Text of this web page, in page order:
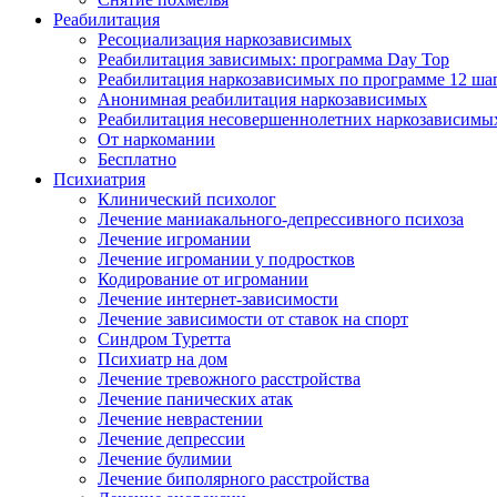
Реабилитация
Ресоциализация наркозависимых
Реабилитация зависимых: программа Day Top
Реабилитация наркозависимых по программе 12
Анонимная реабилитация наркозависимых
Реабилитация несовершеннолетних
От наркомании
Бесплатно
Психиатрия
Клинический психолог
Лечение маниакального-депрессивного психоза
Лечение игромании
Лечение игромании у подростков
Кодирование от игромании
Лечение интернет-зависимости
Лечение зависимости от ставок на спорт
Синдром Туретта
Психиатр на дом
Лечение тревожного расстройства
Лечение панических атак
Лечение неврастении
Лечение депрессии
Лечение булимии
Лечение биполярного расстройства